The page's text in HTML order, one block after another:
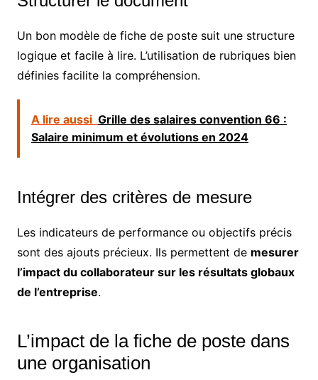
Un bon modèle de fiche de poste suit une structure
logique et facile à lire. L’utilisation de rubriques bien
définies facilite la compréhension.
A lire aussi Grille des salaires convention 66 :
Salaire minimum et évolutions en 2024
Intégrer des critères de mesure
Les indicateurs de performance ou objectifs précis
sont des ajouts précieux. Ils permettent de mesurer
l’impact du collaborateur sur les résultats globaux
de l’entreprise.
L’impact de la fiche de poste dans
une organisation